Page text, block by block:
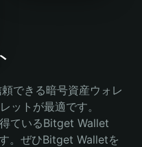
できる暗号資産ウォレ
ットが最適です。
ているBitget Wallet
。ぜひBitget Walletを